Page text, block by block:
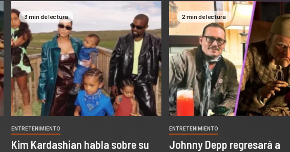
3 min de lectura
ENTRETENIMIENTO
Kim Kardashian habla sobre su
2 min de lectura
ENTRETENIMIENTO
Johnny Depp regresará a